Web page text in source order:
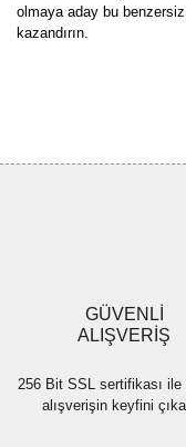
olmaya aday bu benzersiz
kazandırın.
Ürün fiyatı diğer
Bu ürüne benzer
GÜVENLİ
ALIŞVERİŞ
256 Bit SSL sertifikası ile
alışverişin keyfini